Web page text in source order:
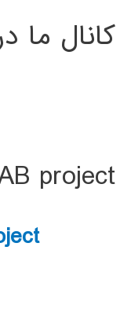
کانال ما
project